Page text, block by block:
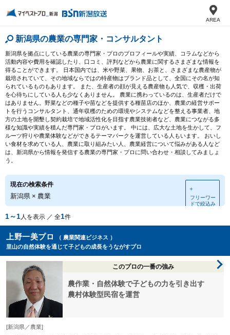
AREA
新潟県の農業の専門家・コンサルタント
新潟県を拠点にしている農業の専門家・プロのプロフィールや実績、コラムなどから
活動内容や費用を確認したり、口コミ、評判などから農業に関するさまざまな情報を
得ることができます。 日本国内では、米や野菜、果物、お茶と、さまざまな農産物が
栽培されていて、その地域ならではの特産物はブランド品として、全国にその名が知
られているものもあります。 また、生産者の顔が見える農産物も人気で、収穫・出荷
を心待ちにしている人も少なくありません。 農業に携わっているのは、生産者だけで
はありません。野菜などの種子や苗などを提供する種苗店のほか、農業の経営サポー
トを行うコンサルタント、通年収穫のための環境やシステムなどを整える事業者、地
方の土地を開墾し契約栽培で地域活性化を目指す農業技術者など、農業につながる多
様な知識や実績を積んだ専門家・プロがいます。 中には、広大な土地を生かして、フ
ルーツ狩りや農業体験などができるテーマパークを運営している人もいます。 おいし
い食材を求めている人、農業に取り組みたい人、農業経営について悩みがある人など
は、新潟県から情報を発信する農業の専門家・プロに問い合わせ・相談してみましょ
う。
現在の検索条件
新潟県 × 農業
＋
フリーワー
ドで絞込み
1～1人を表示 ／ 全1件
上野一美プロ
（ 農業関連ビジネス ）
里山の自然体験を通じて子どもの成長をうながすプロ
このプロの一番の強み
農作業・自然体験で子どもの力を引き出す
農村体験型民宿を運営
[新潟県／農業]